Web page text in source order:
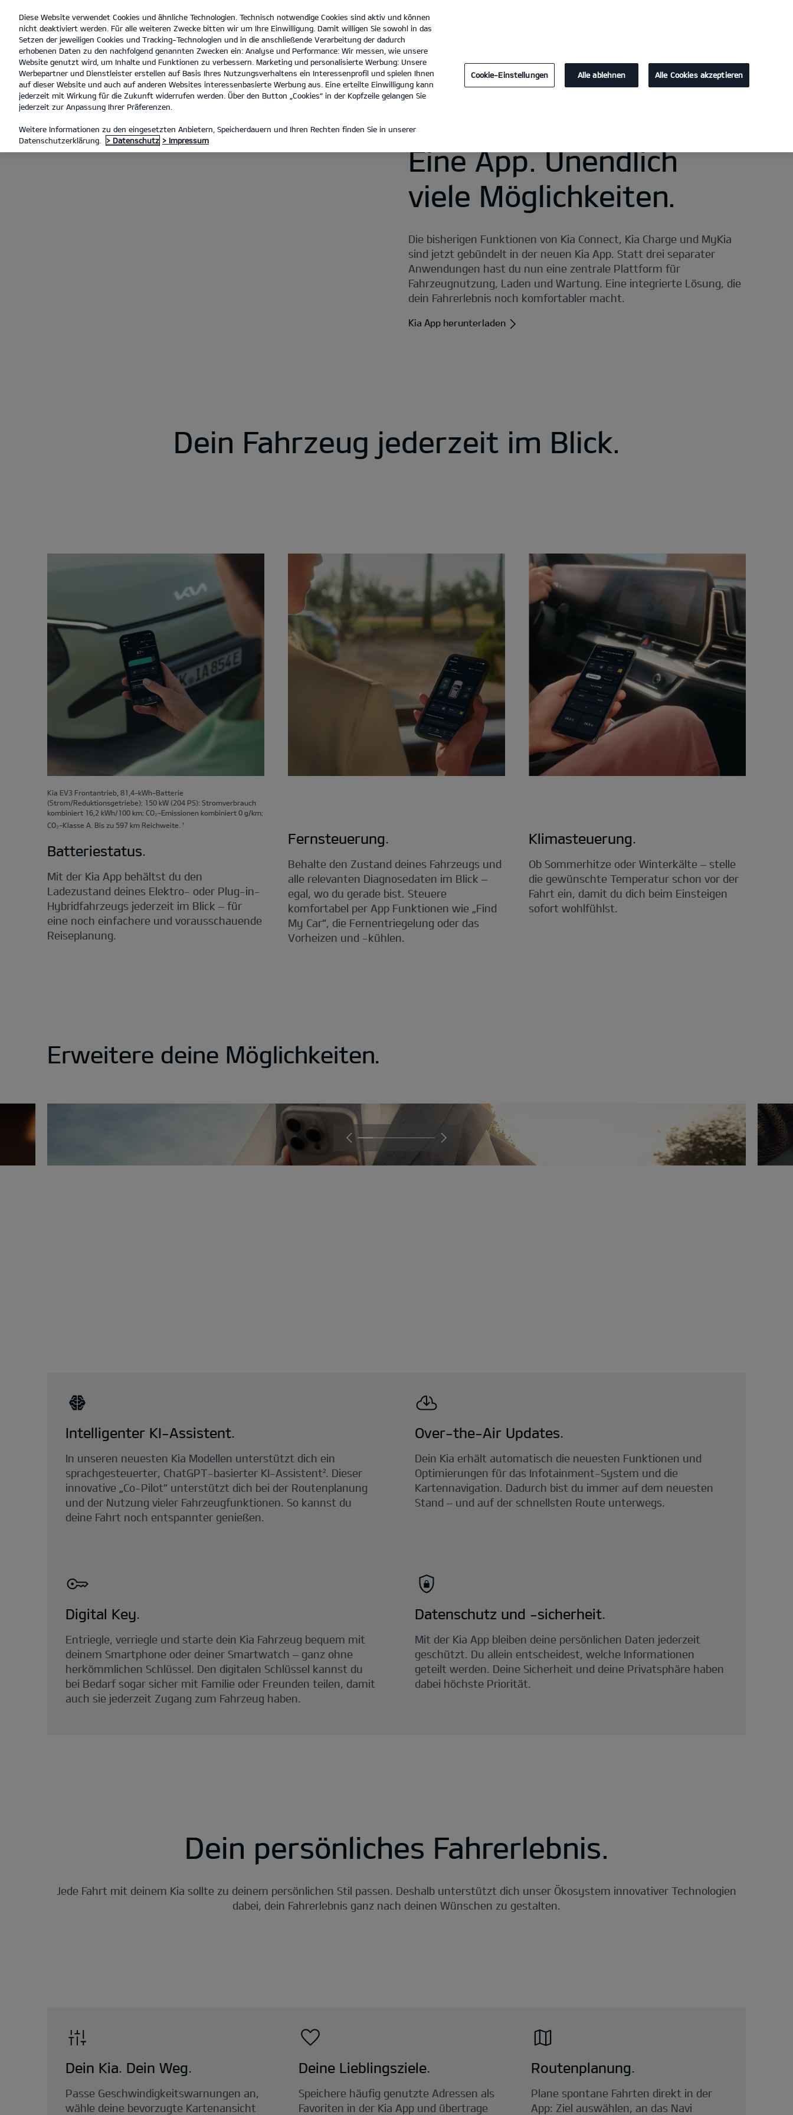
open
menu
Autohaus Dengler GmbH & Co. KG
KIA APP
Diese Website verwendet Cookies und ähnliche Technologien. Technisch notwendige Cookies sind aktiv und können
nicht deaktiviert werden. Für alle weiteren Zwecke bitten wir um Ihre Einwilligung. Damit willigen Sie sowohl in das
Setzen der jeweiligen Cookies und Tracking-Technologien und in die anschließende Verarbeitung der dadurch
erhobenen Daten zu den nachfolgend genannten Zwecken ein: Analyse und Performance: Wir messen, wie unsere
Website genutzt wird, um Inhalte und Funktionen zu verbessern. Marketing und personalisierte Werbung: Unsere
Werbepartner und Dienstleister erstellen auf Basis Ihres Nutzungsverhaltens ein Interessenprofil und spielen Ihnen
auf dieser Website und auch auf anderen Websites interessenbasierte Werbung aus. Eine erteilte Einwilligung kann
jederzeit mit Wirkung für die Zukunft widerrufen werden. Über den Button „Cookies“ in der Kopfzeile gelangen Sie
jederzeit zur Anpassung Ihrer Präferenzen.
Weitere Informationen zu den eingesetzten Anbietern, Speicherdauern und Ihren Rechten finden Sie in unserer
Datenschutzerklärung.
> Datenschutz > Impressum
Cookie-Einstellungen Alle ablehnen Alle Cookies akzeptieren